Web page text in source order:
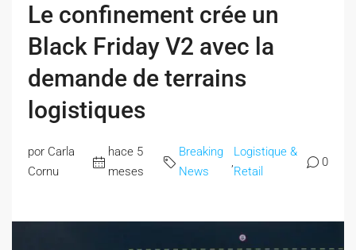
Le confinement crée un
Black Friday V2 avec la
demande de terrains
logistiques
por Carla
Cornu
hace 5
meses
Breaking
News
Logistique &
Retail
0